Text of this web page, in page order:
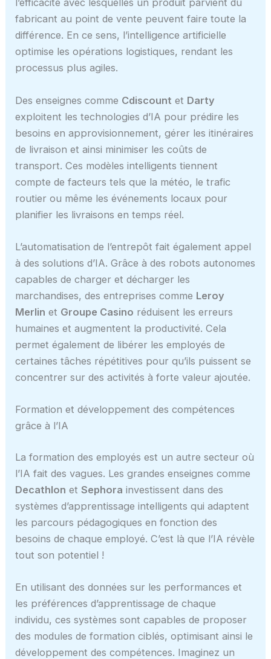
l’efficacité avec lesquelles un produit parvient du
fabricant au point de vente peuvent faire toute la
différence. En ce sens, l’intelligence artificielle
optimise les opérations logistiques, rendant les
processus plus agiles.
Des enseignes comme Cdiscount et Darty
exploitent les technologies d’IA pour prédire les
besoins en approvisionnement, gérer les itinéraires
de livraison et ainsi minimiser les coûts de
transport. Ces modèles intelligents tiennent
compte de facteurs tels que la météo, le trafic
routier ou même les événements locaux pour
planifier les livraisons en temps réel.
L’automatisation de l’entrepôt fait également appel
à des solutions d’IA. Grâce à des robots autonomes
capables de charger et décharger les
marchandises, des entreprises comme Leroy
Merlin et Groupe Casino réduisent les erreurs
humaines et augmentent la productivité. Cela
permet également de libérer les employés de
certaines tâches répétitives pour qu’ils puissent se
concentrer sur des activités à forte valeur ajoutée.
Formation et développement des compétences
grâce à l’IA
La formation des employés est un autre secteur où
l’IA fait des vagues. Les grandes enseignes comme
Decathlon etSephora investissent dans des
systèmes d’apprentissage intelligents qui adaptent
les parcours pédagogiques en fonction des
besoins de chaque employé. C’est là que l’IA révèle
tout son potentiel !
En utilisant des données sur les performances et
les préférences d’apprentissage de chaque
individu, ces systèmes sont capables de proposer
des modules de formation ciblés, optimisant ainsi le
développement des compétences. Imaginez un